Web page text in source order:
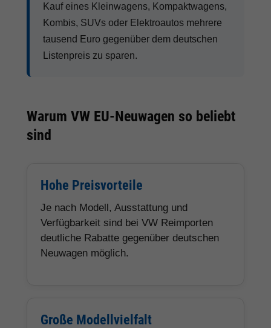
Kauf eines Kleinwagens, Kompaktwagens,
Kombis, SUVs oder Elektroautos mehrere
tausend Euro gegenüber dem deutschen
Listenpreis zu sparen.
Warum VW EU-Neuwagen so beliebt
sind
Hohe Preisvorteile
Je nach Modell, Ausstattung und
Verfügbarkeit sind bei VW Reimporten
deutliche Rabatte gegenüber deutschen
Neuwagen möglich.
Große Modellvielfalt